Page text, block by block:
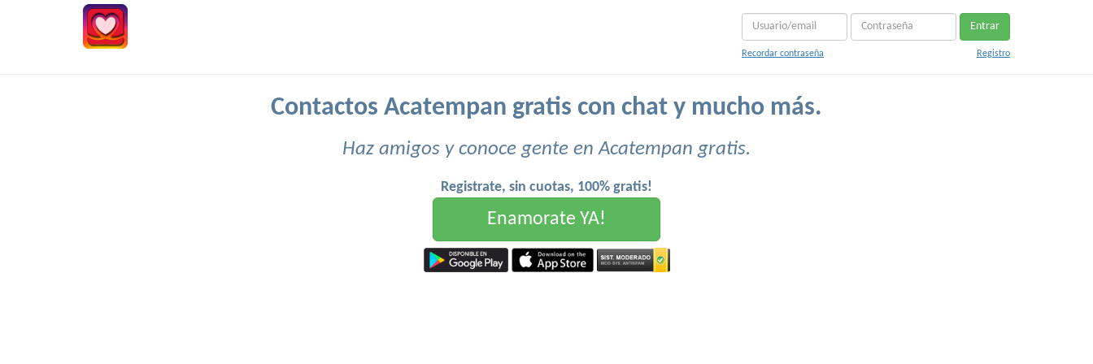
Entrar
Recordar contraseña Registro
Contactos Acatempan gratis con chat y mucho más.
Haz amigos y conoce gente en Acatempan gratis.
Registrate, sin cuotas, 100% gratis!
Enamorate YA!